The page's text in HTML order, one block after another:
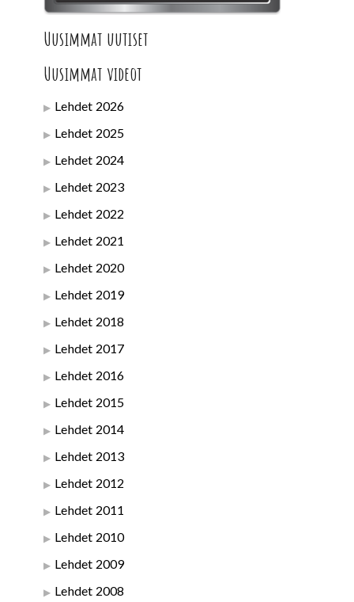
Uusimmat uutiset
Uusimmat videot
Lehdet 2026
Lehdet 2025
Lehdet 2024
Lehdet 2023
Lehdet 2022
Lehdet 2021
Lehdet 2020
Lehdet 2019
Lehdet 2018
Lehdet 2017
Lehdet 2016
Lehdet 2015
Lehdet 2014
Lehdet 2013
Lehdet 2012
Lehdet 2011
Lehdet 2010
Lehdet 2009
Lehdet 2008